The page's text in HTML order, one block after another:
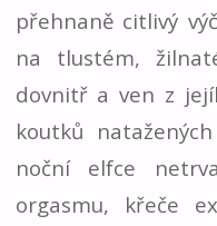
přehnaně citlivý
na tlustém,
dovnitř a ven z
koutků
noční elfce
orgasmu, křeče